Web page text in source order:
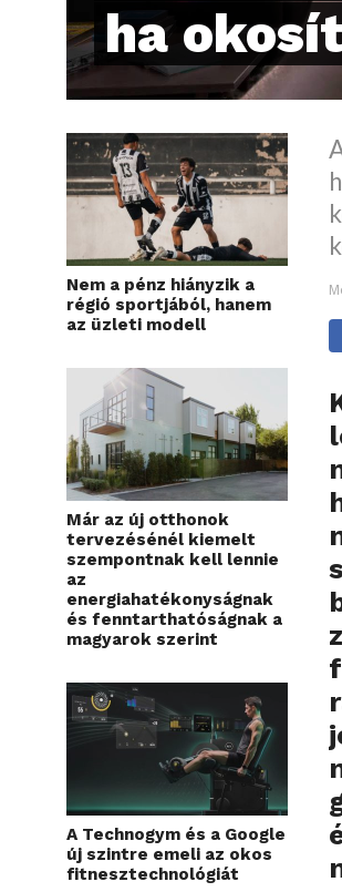
ha
Nem a pénz hiányzik a
régió sportjából, hanem
az üzleti modell
Már az új otthonok
tervezésénél kiemelt
szempontnak kell lennie
az
energiahatékonyságnak
és fenntarthatóságnak a
magyarok szerint
A Technogym és a Google
új szintre emeli az okos
fitnesztechnológiát